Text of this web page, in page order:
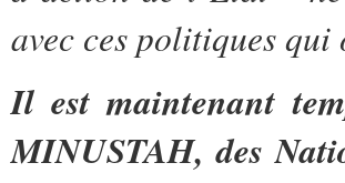
avec ces politiques
Il est maintenant
MINUSTAH, des